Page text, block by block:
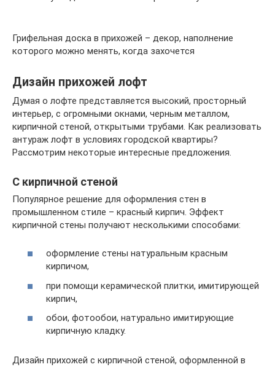
Грифельная доска в прихожей – декор, наполнение
которого можно менять, когда захочется
Дизайн прихожей лофт
Думая о лофте представляется высокий, просторный
интерьер, с огромными окнами, черным металлом,
кирпичной стеной, открытыми трубами. Как реализовать
антураж лофт в условиях городской квартиры?
Рассмотрим некоторые интересные предложения.
С кирпичной стеной
Популярное решение для оформления стен в
промышленном стиле – красный кирпич. Эффект
кирпичной стены получают несколькими способами:
оформление стены натуральным красным
кирпичом,
при помощи керамической плитки, имитирующей
кирпич,
обои, фотообои, натурально имитирующие
кирпичную кладку.
Дизайн прихожей с кирпичной стеной, оформленной в